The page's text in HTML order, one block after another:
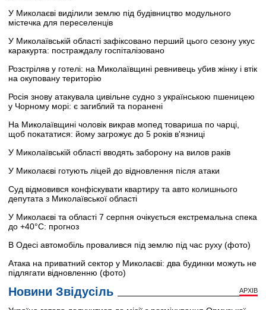
У Миколаєві виділили землю під будівництво модульного
містечка для переселенців
У Миколаївській області зафіксовано перший цього сезону укус
каракурта: постраждалу госпіталізовано
Розстріляв у готелі: на Миколаївщині ревнивець убив жінку і втік
на окуповану територію
Росія знову атакувала цивільне судно з українською пшеницею
у Чорному морі: є загиблий та поранені
На Миколаївщині чоловік викрав мопед товариша по чарці,
щоб покататися: йому загрожує до 5 років в'язниці
У Миколаївській області вводять заборону на вилов раків
У Миколаєві готують ліцей до відновлення після атаки
Суд відмовився конфіскувати квартиру та авто колишнього
депутата з Миколаївської області
У Миколаєві та області 7 серпня очікується екстремальна спека
до +40°C: прогноз
В Одесі автомобіль провалився під землю під час руху (фото)
Атака на приватний сектор у Миколаєві: два будинки можуть не
підлягати відновленню (фото)
Новини Звідусіль АРХІВ